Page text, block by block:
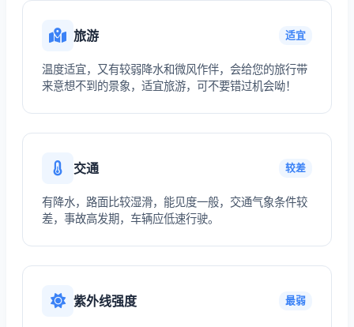
旅游 适宜
温度适宜，又有较弱降水和微风作伴，会给您的旅行带
来意想不到的景象，适宜旅游，可不要错过机会呦！
交通 较差
有降水，路面比较湿滑，能见度一般，交通气象条件较
差，事故高发期，车辆应低速行驶。
紫外线强度 最弱